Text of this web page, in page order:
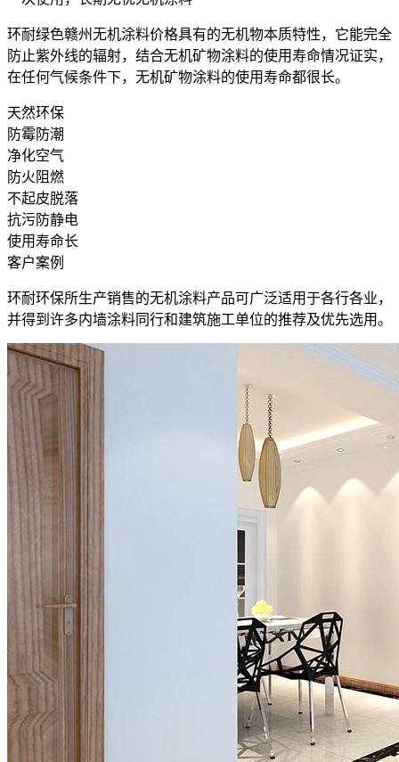
环耐绿色赣州无机涂料价格具有的无机物本质特性，它能完全
防止紫外线的辐射，结合无机矿物涂料的使用寿命情况证实，
在任何气候条件下，无机矿物涂料的使用寿命都很长。
天然环保
防霉防潮
净化空气
防火阻燃
不起皮脱落
抗污防静电
使用寿命长
客户案例
环耐环保所生产销售的无机涂料产品可广泛适用于各行各业，
并得到许多内墙涂料同行和建筑施工单位的推荐及优先选用。